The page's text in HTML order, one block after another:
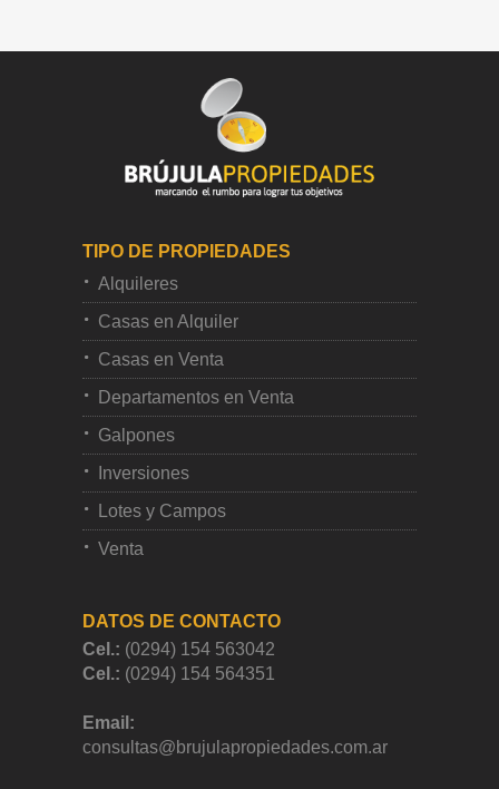
TIPO DE PROPIEDADES
Alquileres
Casas en Alquiler
Casas en Venta
Departamentos en Venta
Galpones
Inversiones
Lotes y Campos
Venta
DATOS DE CONTACTO
Cel.: (0294) 154 563042
Cel.: (0294) 154 564351
Email:
consultas@brujulapropiedades.com.ar